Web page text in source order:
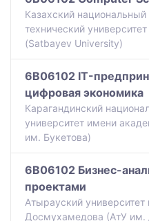
Казахский
технический
(Satbayev University)
6B06102 IT-
цифровая экономика
Карагандинский
университет имени
им. Букетова)
6B06102 Бизнес-
проектами
Атырауский
Досмухамедова (АтУ